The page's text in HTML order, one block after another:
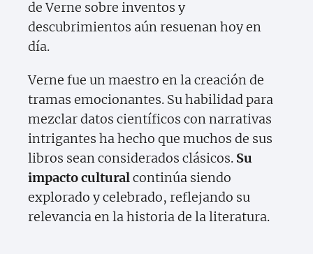
de Verne sobre inventos y
descubrimientos aún resuenan hoy en
día.
Verne fue un maestro en la creación de
tramas emocionantes. Su habilidad para
mezclar datos científicos con narrativas
intrigantes ha hecho que muchos de sus
libros sean considerados clásicos. Su
impacto culturalcontinúa siendo
explorado y celebrado, reflejando su
relevancia en la historia de la literatura.